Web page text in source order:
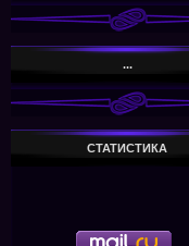
...
СТАТИСТИКА